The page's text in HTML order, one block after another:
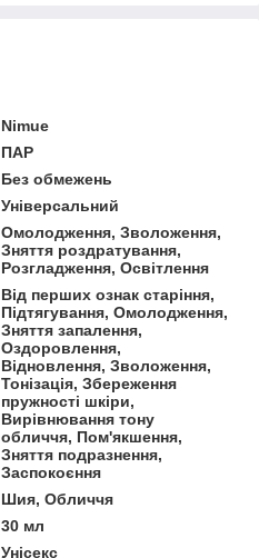
Nimue
ПАР
Без обмежень
Універсальний
Омолодження, Зволоження,
Зняття роздратування,
Розгладження, Освітлення
Від перших ознак старіння,
Підтягування, Омолодження,
Зняття запалення,
Оздоровлення,
Відновлення, Зволоження,
Тонізація, Збереження
пружності шкіри,
Вирівнювання тону
обличчя, Пом'якшення,
Зняття подразнення,
Заспокоєння
Шия, Обличчя
30 мл
Унісекс